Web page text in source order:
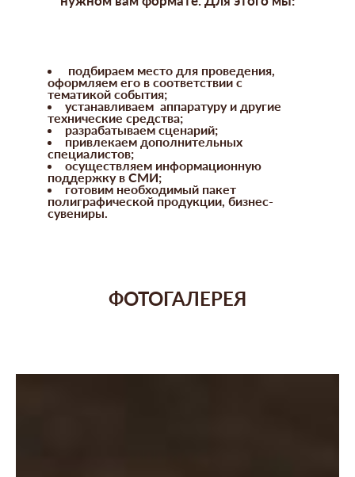
подбираем место для проведения,
оформляем его в соответствии с
тематикой события;
устанавливаем аппаратуру и другие
технические средства;
разрабатываем сценарий;
привлекаем дополнительных
специалистов;
осуществляем информационную
поддержку в СМИ;
готовим необходимый пакет
полиграфической продукции, бизнес-
сувениры.
ФОТОГАЛЕРЕЯ